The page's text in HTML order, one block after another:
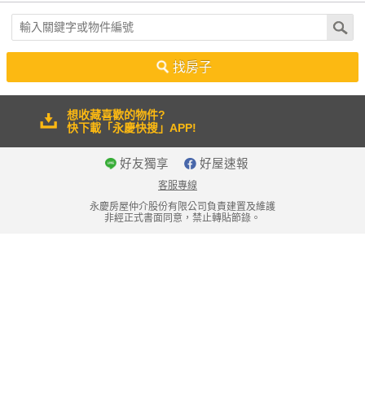
不限 20坪以下 20坪-30坪 30坪-40坪
40坪-50坪
50坪以上
找房子
想收藏喜歡的物件?
快下載「永慶快搜」APP!
好友獨享 好屋速報
客服專線
永慶房屋仲介股份有限公司負責建置及維護
非經正式書面同意，禁止轉貼節錄。